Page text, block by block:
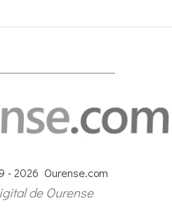
- 2026 Ourense.com
de Ourense